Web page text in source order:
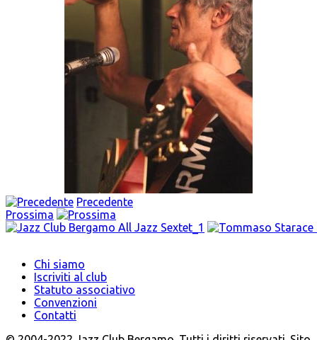
Precedente
Prossima
Chi siamo
Iscriviti al club
Statuto associativo
Convenzioni
Contatti